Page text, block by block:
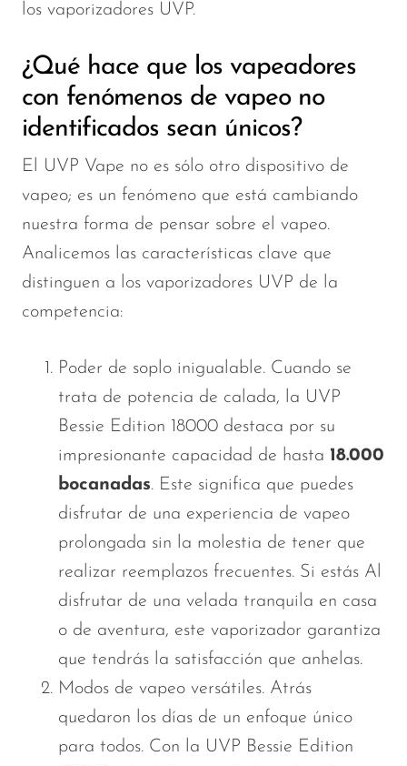
los vaporizadores UVP.
¿Qué hace que los vapeadores
con fenómenos de vapeo no
identificados sean únicos?
El UVP Vape no es sólo otro dispositivo de
vapeo; es un fenómeno que está cambiando
nuestra forma de pensar sobre el vapeo.
Analicemos las características clave que
distinguen a los vaporizadores UVP de la
competencia:
Poder de soplo inigualable. Cuando se
trata de potencia de calada, la UVP
Bessie Edition 18000 destaca por su
impresionante capacidad de hasta 18.000
bocanadas. Este significa que puedes
disfrutar de una experiencia de vapeo
prolongada sin la molestia de tener que
realizar reemplazos frecuentes. Si estás Al
disfrutar de una velada tranquila en casa
o de aventura, este vaporizador garantiza
que tendrás la satisfacción que anhelas.
Modos de vapeo versátiles. Atrás
quedaron los días de un enfoque único
para todos. Con la UVP Bessie Edition